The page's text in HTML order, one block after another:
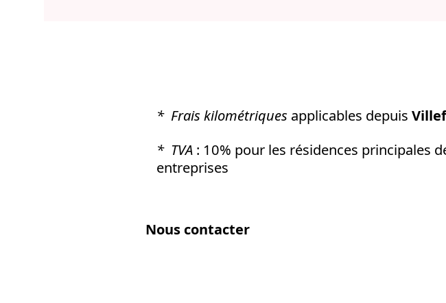
* Frais kilométriques applicables depuis
* TVA : 10% pour les résidences principales
entreprises
Nous contacter